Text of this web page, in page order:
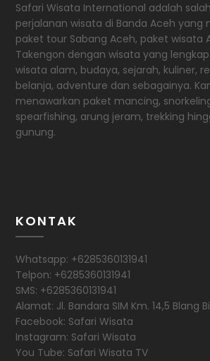
Safari Wisata International adalah
perjalanan wisata di Banda Aceh yang
paket tour Sabang Aceh, paket wisata
Takengon dengan wisata yang
wisata alam, budaya, sejarah, kuliner,
belanja, adventure dan sebagainya.
menawarkan paket mancing,
spearfishing, arung jeram, trekking
gunung.
KONTAK
Whatsapp: +6285360131941
Telpon: +6285360131941
SMS: +6285360131941
Alamat: Jl. Bandara SIM Km. 14,5 Blang
Facebook: Safari Wisata
Instagram: Safari Wisata
You Tube: Safari Wisata TV